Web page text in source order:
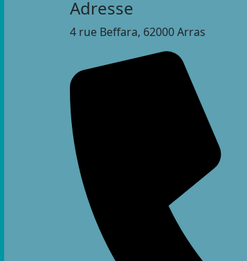
Adresse
4 rue Beffara, 62000 Arras